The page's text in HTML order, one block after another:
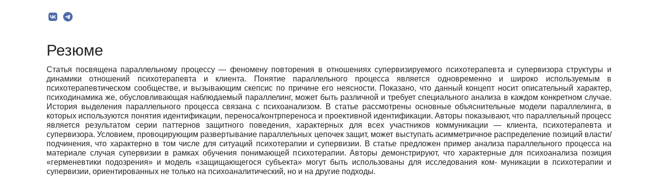
Резюме
Статья посвящена параллельному процессу — феномену повторения в отношениях супервизируемого психотерапевта и супервизора структуры и
динамики отношений психотерапевта и клиента. Понятие параллельного процесса является одновременно и широко используемым в
психотерапевтическом сообществе, и вызывающим скепсис по причине его неясности. Показано, что данный концепт носит описательный характер,
психодинамика же, обусловливающая наблюдаемый параллелинг, может быть различной и требует специального анализа в каждом конкретном случае.
История выделения параллельного процесса связана с психоанализом. В статье рассмотрены основные объяснительные модели параллелинга, в
которых используются понятия идентификации, переноса/контрпереноса и проективной идентификации. Авторы показывают, что параллельный процесс
является результатом серии паттернов защитного поведения, характерных для всех участников коммуникации — клиента, психотерапевта и
супервизора. Условием, провоцирующим развертывание параллельных цепочек защит, может выступать асимметричное распределение позиций власти/
подчинения, что характерно в том числе для ситуаций психотерапии и супервизии. В статье предложен пример анализа параллельного процесса на
материале случая супервизии в рамках обучения понимающей психотерапии. Авторы демонстрируют, что характерные для психоанализа позиция
«герменевтики подозрения» и модель «защищающегося субъекта» могут быть использованы для исследования ком- муникации в психотерапии и
супервизии, ориентированных не только на психоаналитический, но и на другие подходы.